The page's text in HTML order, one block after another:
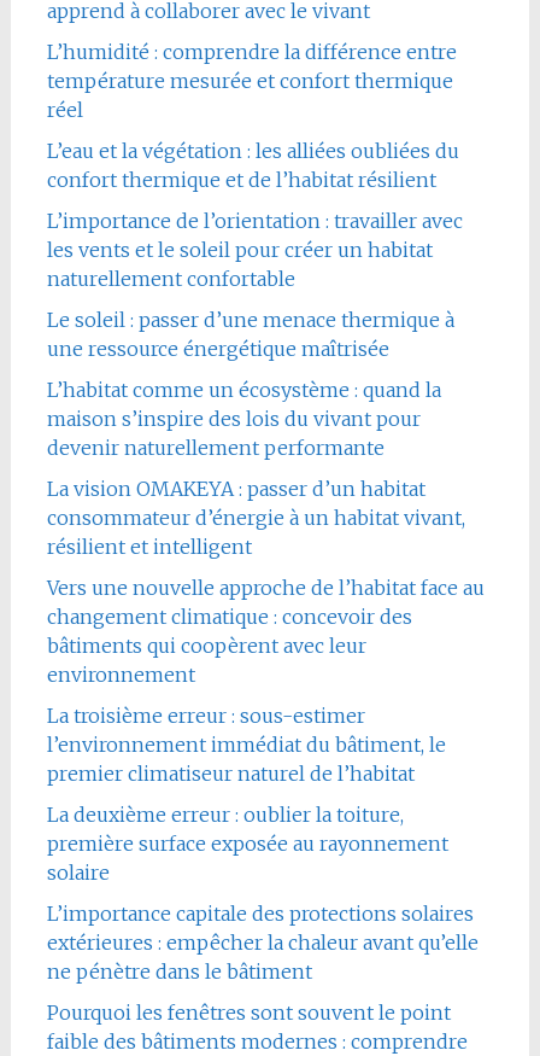
apprend à collaborer avec le vivant
L’humidité : comprendre la différence entre
température mesurée et confort thermique
réel
L’eau et la végétation : les alliées oubliées du
confort thermique et de l’habitat résilient
L’importance de l’orientation : travailler avec
les vents et le soleil pour créer un habitat
naturellement confortable
Le soleil : passer d’une menace thermique à
une ressource énergétique maîtrisée
L’habitat comme un écosystème : quand la
maison s’inspire des lois du vivant pour
devenir naturellement performante
La vision OMAKEYA : passer d’un habitat
consommateur d’énergie à un habitat vivant,
résilient et intelligent
Vers une nouvelle approche de l’habitat face au
changement climatique : concevoir des
bâtiments qui coopèrent avec leur
environnement
La troisième erreur : sous-estimer
l’environnement immédiat du bâtiment, le
premier climatiseur naturel de l’habitat
La deuxième erreur : oublier la toiture,
première surface exposée au rayonnement
solaire
L’importance capitale des protections solaires
extérieures : empêcher la chaleur avant qu’elle
ne pénètre dans le bâtiment
Pourquoi les fenêtres sont souvent le point
faible des bâtiments modernes : comprendre